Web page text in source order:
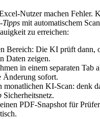
Nutzer machen Fehler.
Tipps mit automatischem
zu erreichen:
Bereich: Die KI prüft dann,
Daten zeigen.
in einem separaten Tab
Änderung sofort.
monatlichen KI-Scan: denk
Sicherheitsnetz.
PDF-Snapshot für